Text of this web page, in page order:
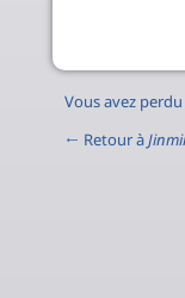
Vous avez
← Retour à